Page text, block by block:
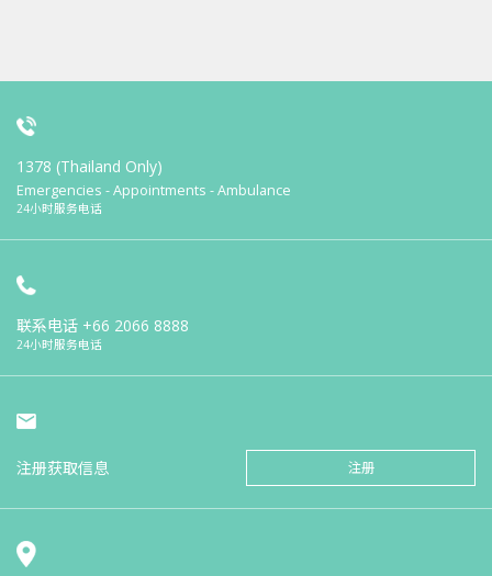
1378 (Thailand Only)
Emergencies - Appointments - Ambulance
24小时服务电话
联系电话 +66 2066 8888
24小时服务电话
注册获取信息 注册